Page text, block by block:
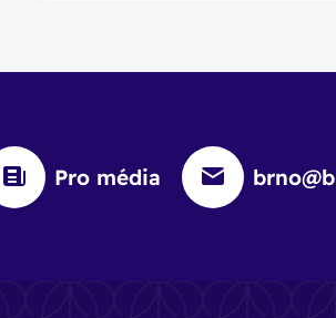
Pro média